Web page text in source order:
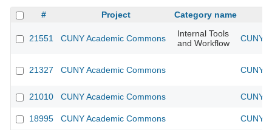
# Project Category name
21551 CUNY Academic Commons
Internal Tools
and Workflow
CUNY
21327 CUNY Academic Commons CUNY
21010 CUNY Academic Commons CUNY
18995 CUNY Academic Commons CUNY